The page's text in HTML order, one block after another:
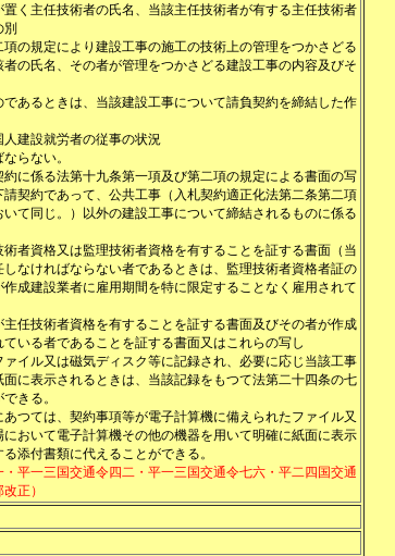
く主任技術者の氏名、当該主任技術者が有する主任技術者
の規定により建設工事の施工の技術上の管理をつかさどる
の氏名、その者が管理をつかさどる建設工事の内容及びそ
あるときは、当該建設工事について請負契約を締結した作
人建設就労者の従事の状況
らない。
に係る法第十九条第一項及び第二項の規定による書面の写
契約であって、公共工事（入札契約適正化法第二条第二項
て同じ。）以外の建設工事について締結されるものに係る
者資格又は監理技術者資格を有することを証する書面（当
なければならない者であるときは、監理技術者資格者証の
成建設業者に雇用期間を特に限定することなく雇用されて
任技術者資格を有することを証する書面及びその者が作成
いる者であることを証する書面又はこれらの写し
イル又は磁気ディスク等に記録され、必要に応じ当該工事
に表示されるときは、当該記録をもつて法第二十四条の七
きる。
つては、契約事項等が電子計算機に備えられたファイル又
おいて電子計算機その他の機器を用いて明確に紙面に表示
添付書類に代えることができる。
平一三国交通令四二・平一三国交通令七六・平二四国交通
正）